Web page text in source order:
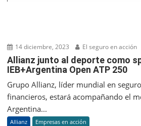
14 diciembre, 2023 El seguro en acción
Allianz junto al deporte como
IEB+Argentina Open ATP 250
Grupo Allianz, líder mundial en
financieros, estará acompañando el
Argentina...
Allianz Empresas en acción